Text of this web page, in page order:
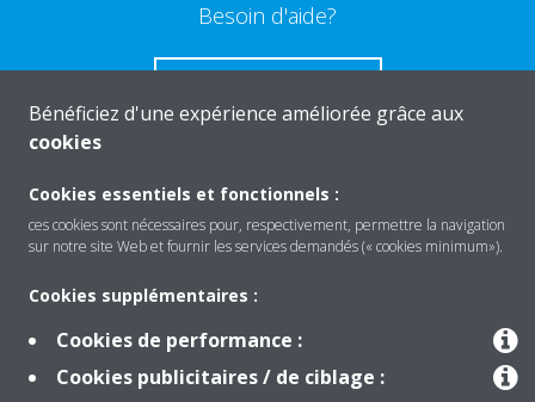
Besoin d'aide?
Produits
Bénéficiez d'une expérience améliorée grâce aux
cookies
Cookies essentiels et fonctionnels :
ces cookies sont nécessaires pour, respectivement, permettre la navigation
sur notre site Web et fournir les services demandés (« cookies minimum»).
Cookies supplémentaires :
Cookies de performance :
Cookies publicitaires / de ciblage :